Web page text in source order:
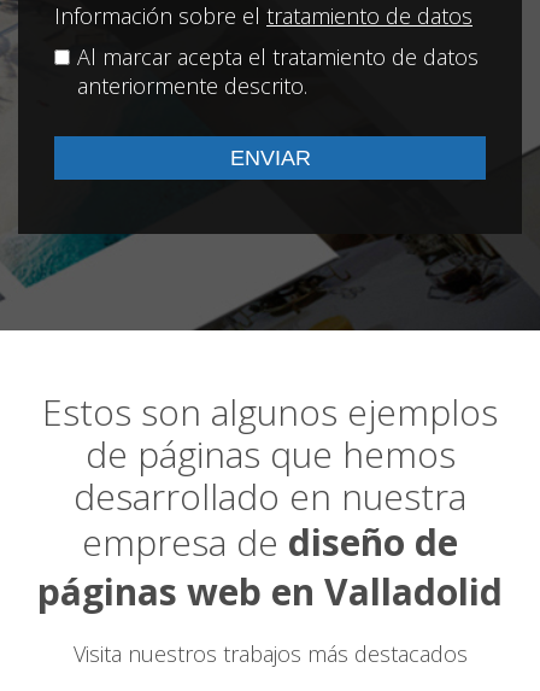
Información sobre el tratamiento de datos
Al marcar acepta el tratamiento de datos
anteriormente descrito.
Estos son algunos ejemplos
de páginas que hemos
desarrollado en nuestra
empresa de diseño de
páginas web en Valladolid
Visita nuestros trabajos más destacados